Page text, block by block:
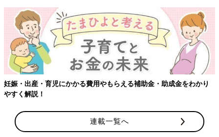
きオススメです。
シリコン製も便利ですが洗って乾かす手間を考えると、洗濯機に
入れてすぐに洗える布製のマットを数枚準備しておくほうがいい
と思います」（本橋ひろえさん）
排水口の掃除はどのくらいの頻度でして
る!?その掃除頻度だとちょっと心配か
も…
キッチンや洗面台・浴槽の排水口の掃除の頻度
クリーニング講師の本橋ひろえさんにアドバイ
スしてもらいました。
水切りかごを使っていますが、確かに黒ずみやヌメリが気になる
妊娠・出産・育児にかかる費用やもらえる補助金・助成金をわかり
やすく解説！
連載一覧へ